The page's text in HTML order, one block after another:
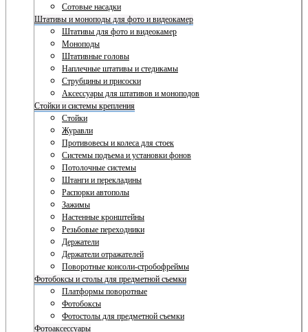
Сотовые насадки
Штативы и моноподы для фото и видеокамер
Штативы для фото и видеокамер
Моноподы
Штативные головы
Наплечные штативы и стедикамы
Струбцины и присоски
Аксессуары для штативов и моноподов
Стойки и системы крепления
Стойки
Журавли
Противовесы и колеса для стоек
Системы подъема и установки фонов
Потолочные системы
Штанги и перекладины
Распорки автополы
Зажимы
Настенные кронштейны
Резьбовые переходники
Держатели
Держатели отражателей
Поворотные консоли-стробофреймы
Фотобоксы и столы для предметной съемки
Платформы поворотные
Фотобоксы
Фотостолы для предметной съемки
Фотоаксессуары